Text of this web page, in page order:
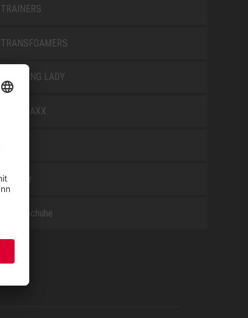
TRAINERS
TRANSFOAMERS
TREKKING LADY
WELLMAXX
Zubehör
Berufsschuhe